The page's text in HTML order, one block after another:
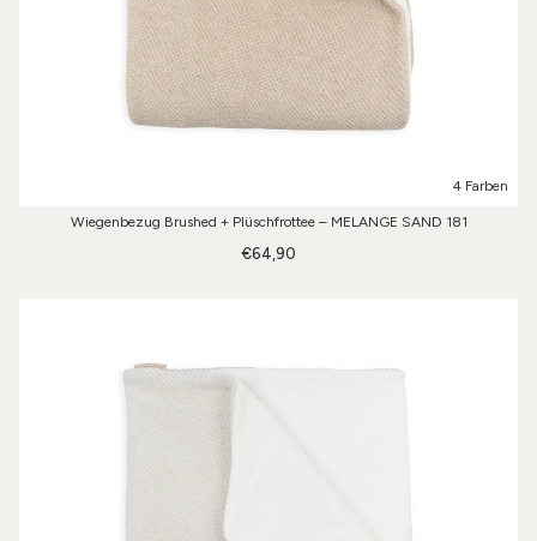
4 Farben
Wiegenbezug Brushed + Plüschfrottee – MELANGE SAND 181
€64,90